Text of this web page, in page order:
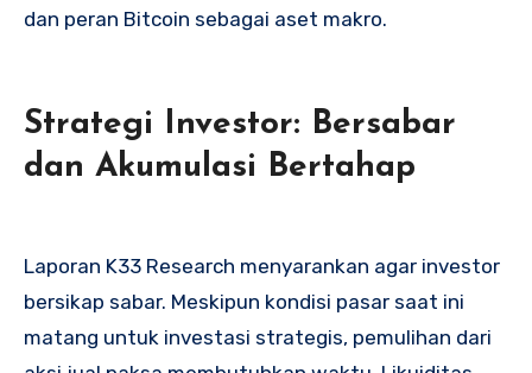
dan peran Bitcoin sebagai aset makro.
Strategi Investor: Bersabar
dan Akumulasi Bertahap
Laporan K33 Research menyarankan agar investor
bersikap sabar. Meskipun kondisi pasar saat ini
matang untuk investasi strategis, pemulihan dari